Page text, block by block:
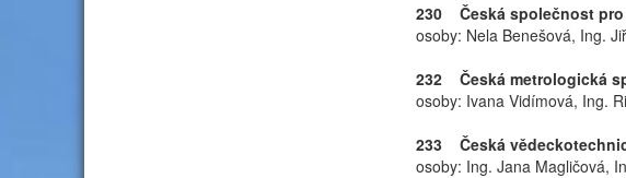
230 Česká společnost
osoby: Nela Benešová, Ing.
232 Česká metrologická
osoby: Ivana Vidímová, Ing.
233 Česká
osoby: Ing. Jana Magličová,